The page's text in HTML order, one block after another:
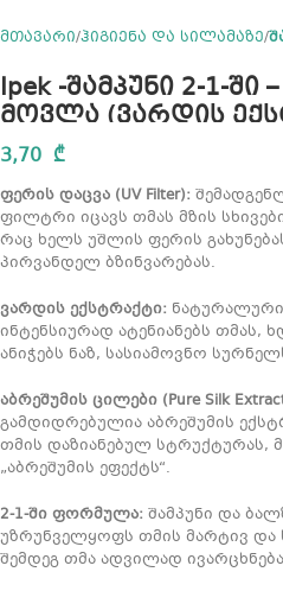
მთავარი ჰიგიენა და სილამაზე
Ipek -შამპუნი 2-1-ში – შეღებილი თმის
მოვლა (ვარდის
ფილტრით), 480 მლ
3,70 ₾
ფერის დაცვა (UV Filter):
ფილტრი იცავს თმას მზის
რაც ხელს უშლის ფერის
პირვანდელ ბზინვარებას.
ვარდის ექსტრაქტი:
ინტენსიურად ატენიანებს
ანიჭებს ნაზ, სასიამოვნო
აბრეშუმის ცილები (Pure Silk
გამდიდრებულია აბრეშუმის
თმის დაზიანებულ სტრუქტურას,
„აბრეშუმის ეფექტს“.
2-1-ში ფორმულა: შამპუნი და
უზრუნველყოფს თმის მარტივ და
შემდეგ თმა ადვილად